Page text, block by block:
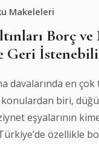
Makeleleri
Borç
Geri
davalarında en çok
biri,
eşyalarının
özellikle